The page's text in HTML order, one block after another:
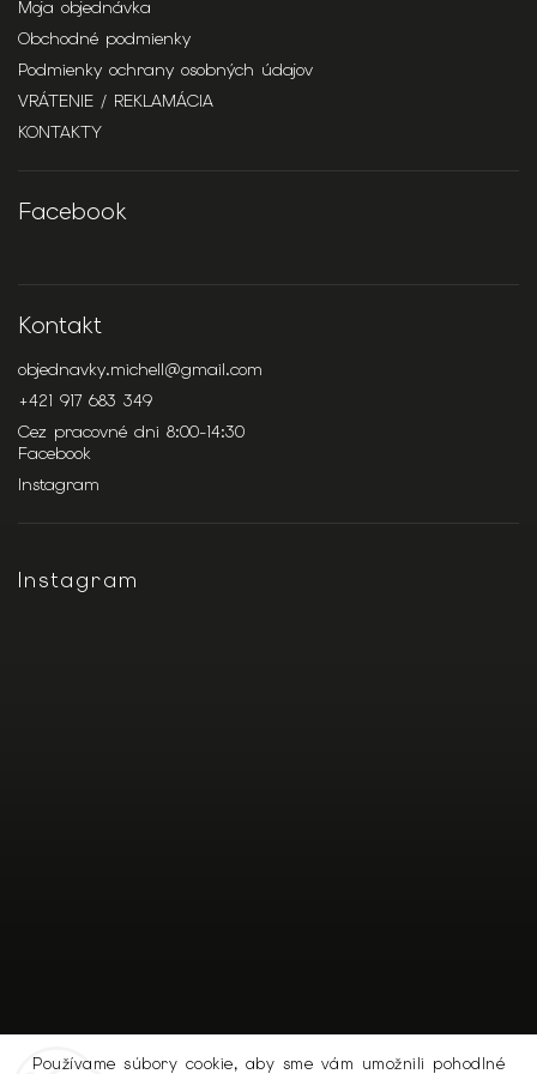
Používame súbory cookie, aby sme vám umožnili pohodlné
Moja objednávka
Obchodné podmienky
Podmienky ochrany osobných údajov
VRÁTENIE / REKLAMÁCIA
KONTAKTY
Facebook
Kontakt
objednavky.michell@gmail.com
+421 917 683 349
Cez pracovné dni 8:00-14:30
Facebook
Instagram
Instagram